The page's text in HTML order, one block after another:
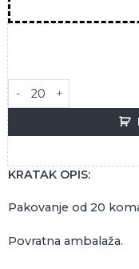
NEKTAR PIVO 0.5L
KRATAK OPIS:
Pakovanje od 20
Povratna ambalaža.